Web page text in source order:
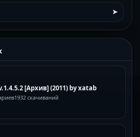
➤
[Архив] (2011) by xatab
1932 скачиваний